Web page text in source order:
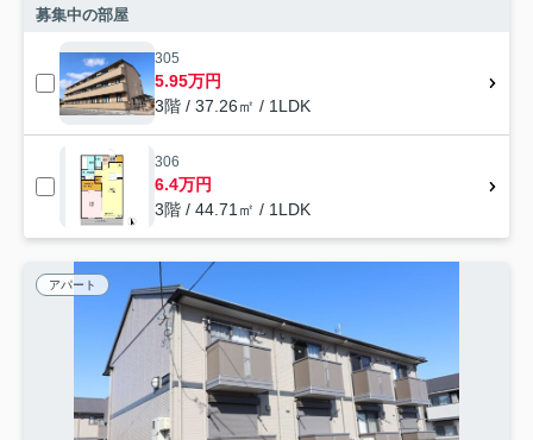
募集中の部屋
305
5.95万円
3階 / 37.26㎡ / 1LDK
306
6.4万円
3階 / 44.71㎡ / 1LDK
アパート